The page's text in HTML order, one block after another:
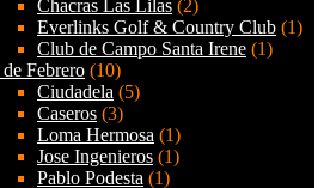
Chacras Las Lilas (2)
Everlinks Golf & Country Club (1)
Club de Campo Santa Irene (1)
Febrero (10)
Ciudadela (5)
Caseros (3)
Loma Hermosa (1)
Jose Ingenieros (1)
Pablo Podesta (1)